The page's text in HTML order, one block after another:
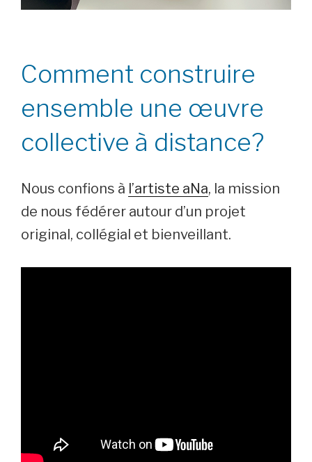
Comment construire
ensemble une œuvre
collective à distance?
Nous confions à l’artiste aNa, la mission
de nous fédérer autour d’un projet
original, collégial et bienveillant.